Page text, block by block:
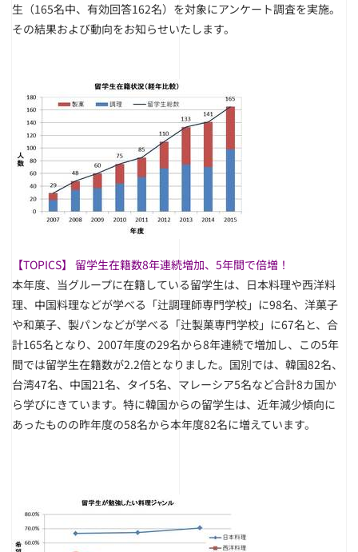
生（165名中、有効回答162名）を対象にアンケート調査を実施。
その結果および動向をお知らせいたします。
【TOPICS】 留学生在籍数8年連続増加、5年間で倍増！
本年度、当グループに在籍している留学生は、日本料理や西洋料
理、中国料理などが学べる「辻調理師専門学校」に98名、洋菓子
や和菓子、製パンなどが学べる「辻製菓専門学校」に67名と、合
計165名となり、2007年度の29名から8年連続で増加し、この5年
間では留学生在籍数が2.2倍となりました。国別では、韓国82名、
台湾47名、中国21名、タイ5名、マレーシア5名など合計8カ国か
ら学びにきています。特に韓国からの留学生は、近年減少傾向に
あったものの昨年度の58名から本年度82名に増えています。